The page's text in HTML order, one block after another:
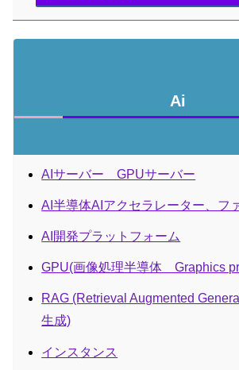
Ai
AIサーバー GPUサーバー
AI半導体AIアクセラレーター、フ
AI開発プラットフォーム
GPU(画像処理半導体 Graphics
RAG (Retrieval Augmented
生成)
インスタンス